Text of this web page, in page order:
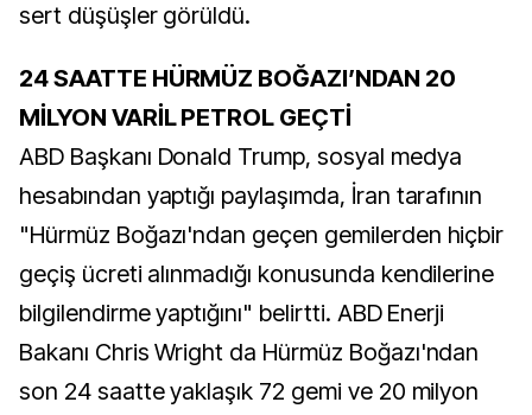
sert düşüşler görüldü.
24 SAATTE HÜRMÜZ BOĞAZI’NDAN 20
MİLYON VARİL PETROL GEÇTİ
ABD Başkanı Donald Trump, sosyal medya
hesabından yaptığı paylaşımda, İran tarafının
"Hürmüz Boğazı'ndan geçen gemilerden hiçbir
geçiş ücreti alınmadığı konusunda kendilerine
bilgilendirme yaptığını" belirtti. ABD Enerji
Bakanı Chris Wright da Hürmüz Boğazı'ndan
son 24 saatte yaklaşık 72 gemi ve 20 milyon